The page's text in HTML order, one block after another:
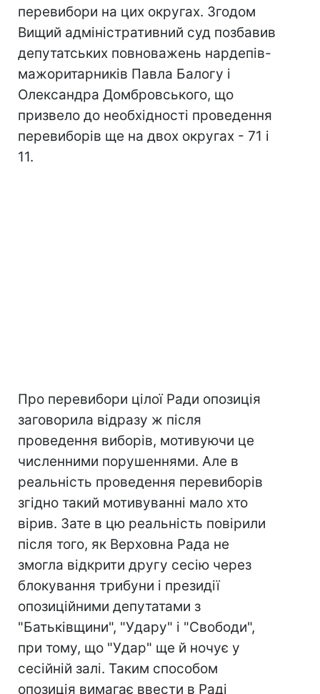
перевибори на цих округах. Згодом
Вищий адміністративний суд позбавив
депутатських повноважень нардепів-
мажоритарників Павла Балогу і
Олександра Домбровського, що
призвело до необхідності проведення
перевиборів ще на двох округах - 71 і
11.
Про перевибори цілої Ради опозиція
заговорила відразу ж після
проведення виборів, мотивуючи це
численними порушеннями. Але в
реальність проведення перевиборів
згідно такий мотивуванні мало хто
вірив. Зате в цю реальність повірили
після того, як Верховна Рада не
змогла відкрити другу сесію через
блокування трибуни і президії
опозиційними депутатами з
"Батьківщини", "Удару" і "Свободи",
при тому, що "Удар" ще й ночує у
сесійній залі. Таким способом
опозиція вимагає ввести в Раді